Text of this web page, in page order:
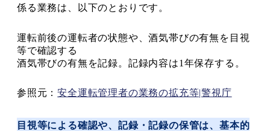
係る業務は、以下のとおりです。
運転前後の運転者の状態や、酒気帯びの有無を目視
等で確認する
酒気帯びの有無を記録。記録内容は1年保存する。
参照元：安全運転管理者の業務の拡充等|警視庁
目視等による確認や、記録・記録の保管は、基本的